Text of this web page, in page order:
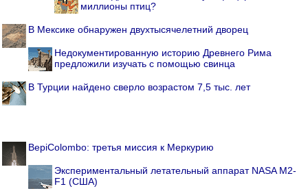
миллионы птиц?
В Мексике обнаружен двухтысячелетний дворец
Недокументированную историю Древнего Рима
предложили изучать с помощью свинца
В Турции найдено сверло возрастом 7,5 тыс. лет
BepiColombo: третья миссия к Меркурию
Экспериментальный летательный аппарат NASA M2-
F1 (США)